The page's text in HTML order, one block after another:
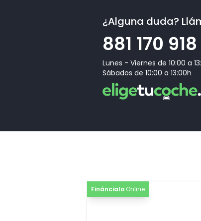
¿Alguna duda?
881 170 918
Lunes - Viernes de 10:00 a
Sábados de 10:00 a 13:00h
Fináncialo Online